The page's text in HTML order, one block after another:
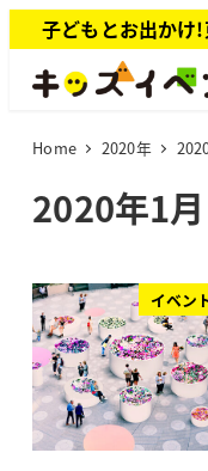
イ
子どもとお出かけ
Home 2020年
2020年1月
イベン